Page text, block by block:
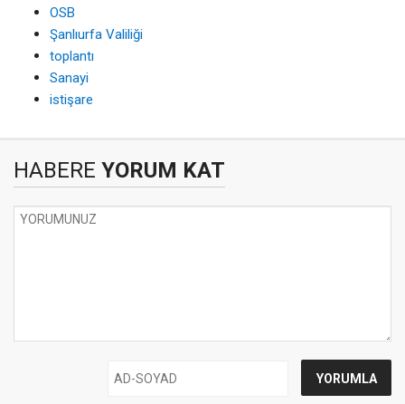
OSB
Şanlıurfa Valiliği
toplantı
Sanayi
istişare
HABERE YORUM KAT